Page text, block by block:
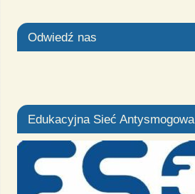
Odwiedź nas
Edukacyjna Sieć Antysmogowa